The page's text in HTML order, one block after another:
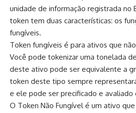
unidade de informação registrada no
token tem duas características: os
fungíveis.
Token fungíveis é para ativos que
Você pode tokenizar uma tonelada
deste ativo pode ser equivalente a
token deste tipo sempre
e ele pode ser precificado e
O Token Não Fungível é um ativo